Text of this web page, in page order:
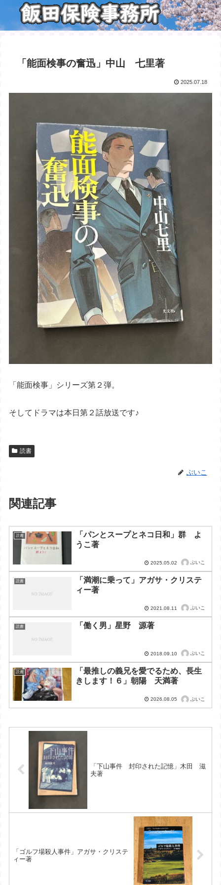
「能面検事の奮迅」中山 七里著
2025.07.18
「能面検事」シリーズ第２弾。
そしてドラマは本日第２話放送です♪
読書
ぶいこ
関連記事
読書
「パンとスープとネコ日和」群 よ
うこ著
2025.05.02 ぶいこ
読書
「満潮に乗って」アガサ・クリステ
ィー著
2021.08.11 ぶいこ
読書 「働く男」星野 源著
2018.09.10 ぶいこ
読書
「最推しの義兄を愛でるため、長生
きします！６」朝陽 天満著
2026.08.05 ぶいこ
「下山事件 封印された記憶」木田 滋
夫著
「ゴルフ場殺人事件」アガサ・クリステ
ィー著